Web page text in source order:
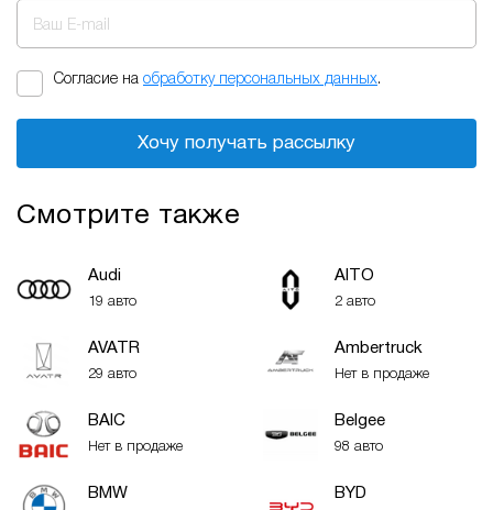
Ваш E-mail
Согласие на обработку персональных данных.
Хочу получать рассылку
Смотрите также
Audi
19 авто
AITO
2 авто
AVATR
29 авто
Ambertruck
Нет в продаже
BAIC
Нет в продаже
Belgee
98 авто
BMW BYD